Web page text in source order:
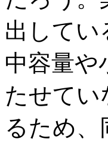
出してい
中容量や
たせてい
るため、